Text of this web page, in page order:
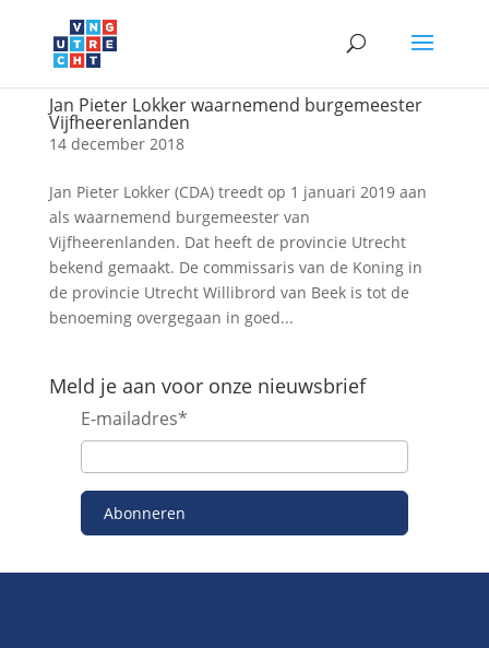
Jan Pieter Lokker waarnemend burgemeester
Vijfheerenlanden
14 december 2018
Jan Pieter Lokker (CDA) treedt op 1 januari 2019 aan
als waarnemend burgemeester van
Vijfheerenlanden. Dat heeft de provincie Utrecht
bekend gemaakt. De commissaris van de Koning in
de provincie Utrecht Willibrord van Beek is tot de
benoeming overgegaan in goed...
Meld je aan voor onze nieuwsbrief
E-mailadres*
Abonneren